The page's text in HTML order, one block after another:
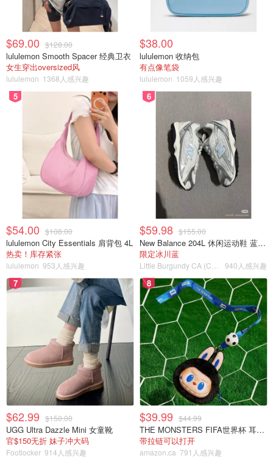
这才是Dior772比较真实的颜色
6⃣️ 阿玛尼510
这个颜色其实真的很粉 我不知道为啥拍出来是这玩意🤷‍♀️ 真
的是很高级很少女的那种高级粉～ 上唇会有一点点改变 不
会是那种芭比粉～ 超级无敌适合见长辈
$69.00 $128.00
lululemon Smooth Spacer 经典卫衣
女生穿出oversized风
lululemon 1368人感兴趣
$38.00
lululemon 收纳包
有点像笔袋
lululemon 1059人感兴趣
5
$54.00 $108.00
lululemon City Essentials 肩背包 4L
热卖！库存紧张
lululemon 953人感兴趣
6
$59.98 $155.00
New Balance 204L 休闲运动鞋 蓝银色
限定冰川蓝
940人感兴趣
7
$62.99 $150.00
UGG Ultra Dazzle Mini 女童靴
官$150无折 妹子冲大码
Footlocker 914人感兴趣
8
$39.99 $44.99
THE MONSTERS FIFA世界杯 耳机包
带拉链可以打开
amazon.ca 791人感兴趣